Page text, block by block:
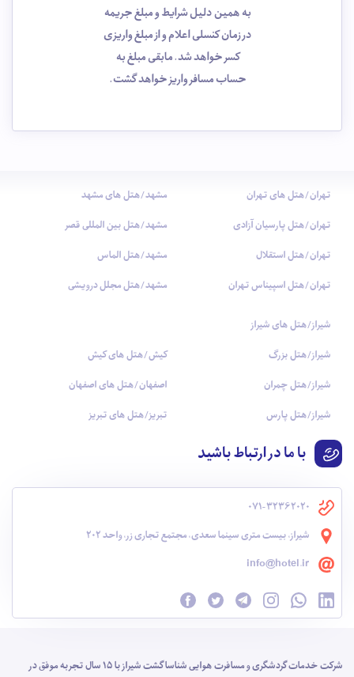
به همین دلیل شرایط و مبلغ جریمه
در زمان کنسلی اعلام و از مبلغ واریزی
کسر خواهد شد. مابقی مبلغ به
حساب مسافر واریز خواهد گشت.
تهران/هتل های تهران
تهران/هتل پارسیان آزادی
تهران/هتل استقلال
تهران/هتل اسپیناس تهران
مشهد/هتل های مشهد
مشهد/هتل بین المللی قصر
مشهد/هتل الماس
مشهد/هتل مجلل درویشی
شیراز/هتل های شیراز
شیراز/هتل بزرگ
شیراز/هتل چمران
شیراز/هتل پارس
کیش/هتل های کیش
اصفهان/هتل های اصفهان
تبریز/هتل های تبریز
با ما در ارتباط باشید
071-32362020
شیراز، بیست متری سینما سعدی، مجتمع تجاری زر، واحد 202
info@hotel.ir
شرکت خدمات گردشگری و مسافرت هوایی شناسا گشت شیراز با 15 سال تجربه موفق در